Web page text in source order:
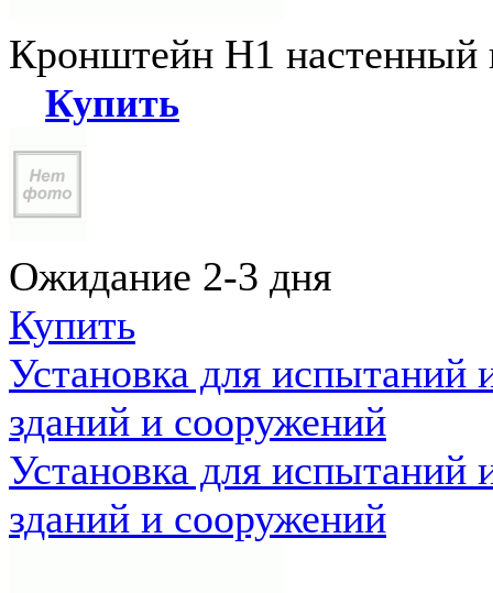
Кронштейн Н1
Купить
Ожидание 2-3 дня
Купить
Установка для испытаний
зданий и сооружений
Установка для испытаний
зданий и сооружений